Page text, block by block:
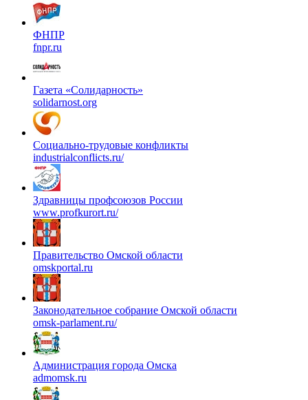
ФНПР
fnpr.ru
Газета «Солидарность»
solidarnost.org
Социально-трудовые конфликты
industrialconflicts.ru/
Здравницы профсоюзов России
www.profkurort.ru/
Правительство Омской области
omskportal.ru
Законодательное собрание Омской области
omsk-parlament.ru/
Администрация города Омска
admomsk.ru